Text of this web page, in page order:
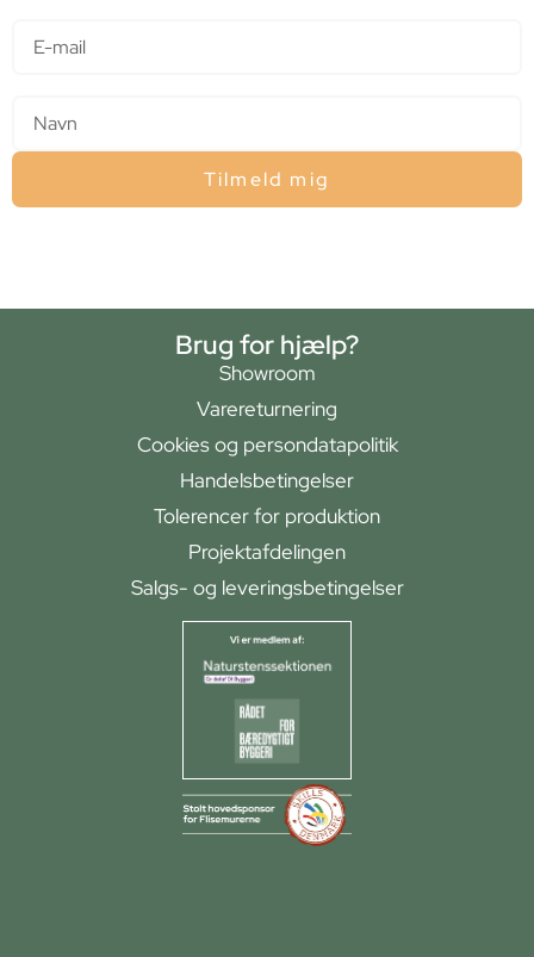
Tilmeld mig
Brug for hjælp?
Showroom
Varereturnering
Cookies og persondatapolitik
Handelsbetingelser
Tolerencer for produktion
Projektafdelingen
Salgs- og leveringsbetingelser